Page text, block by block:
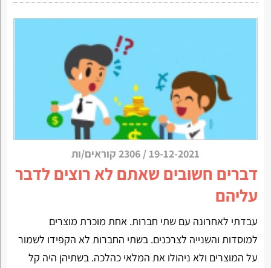
19-12-2021
/ 2306 קוראים/ות
דברים חשובים שאתם לא רוצים לדבר
עליהם
עבדתי לאחרונה עם שתי חברות. אחת מוכרת מוצרים
למוסדות והשנייה לצרכנים. בשתי החברות לא הקפידו לשמור
על המוצרים ולא ניהולו את המלאי כהלכה. בשתיהן היה קל